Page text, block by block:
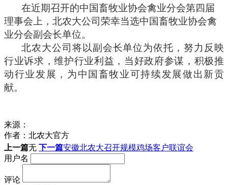
在近期召开的中国畜牧业协会禽业分会第四届
理事会上，北农大公司荣幸当选中国畜牧业协会禽
业分会副会长单位。
北农大公司将以副会长单位为依托，努力反映
行业诉求，维护行业利益，当好政府参谋，积极推
动行业发展，为中国畜牧业可持续发展做出新贡
献。
来源：
作者： 北农大官方
上一篇无 下一篇安徽北农大召开规模鸡场客户联谊会
用户名
评论